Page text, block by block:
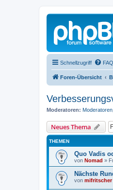
Schnellzugriff FAQ
Foren-Übersicht
Moderatoren: Moderatoren
Neues Thema
THEMEN
Quo Vadis
von Nomad »
Nächste
von mifritscher